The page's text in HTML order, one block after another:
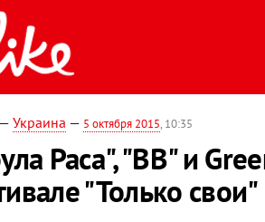
— Украина — 5 октября 2015, 10:35
Раса", "ВВ" и
"Только свои"